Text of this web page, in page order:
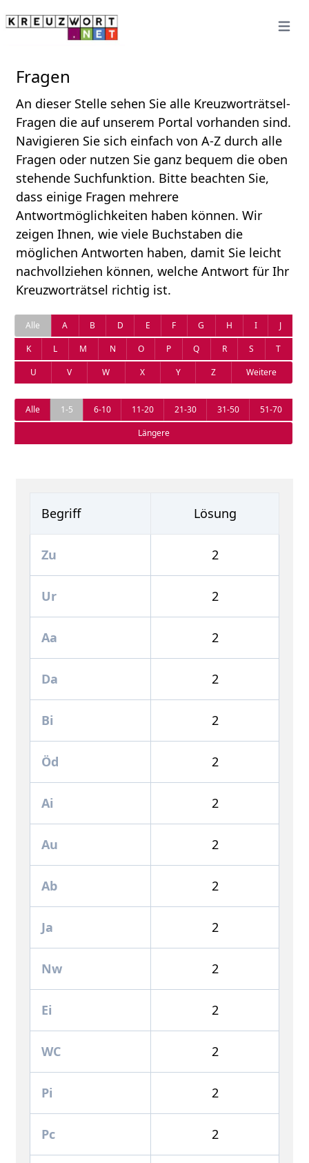
Open
Fragen
An dieser Stelle sehen Sie alle Kreuzworträtsel-
Fragen die auf unserem Portal vorhanden sind.
Navigieren Sie sich einfach von A-Z durch alle
Fragen oder nutzen Sie ganz bequem die oben
stehende Suchfunktion. Bitte beachten Sie,
dass einige Fragen mehrere
Antwortmöglichkeiten haben können. Wir
zeigen Ihnen, wie viele Buchstaben die
möglichen Antworten haben, damit Sie leicht
nachvollziehen können, welche Antwort für Ihr
Kreuzworträtsel richtig ist.
Alle A B D E F G H I
J
K
L M N O P Q R S
T
U
V W X Y Z Weitere
Alle 1-5 6-10 11-20 21-30 31-50
51-70
Längere
Begriff Lösung
Zu 2
Ur 2
Aa 2
Da 2
Bi 2
Öd 2
Ai 2
Au 2
Ab 2
Ja 2
Nw 2
Ei 2
WC 2
Pi 2
Pc 2